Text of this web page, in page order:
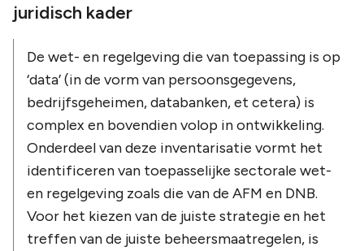
juridisch kader
De wet- en regelgeving die van toepassing is op
‘data’ (in de vorm van persoonsgegevens,
bedrijfsgeheimen, databanken, et cetera) is
complex en bovendien volop in ontwikkeling.
Onderdeel van deze inventarisatie vormt het
identificeren van toepasselijke sectorale wet-
en regelgeving zoals die van de AFM en DNB.
Voor het kiezen van de juiste strategie en het
treffen van de juiste beheersmaatregelen, is